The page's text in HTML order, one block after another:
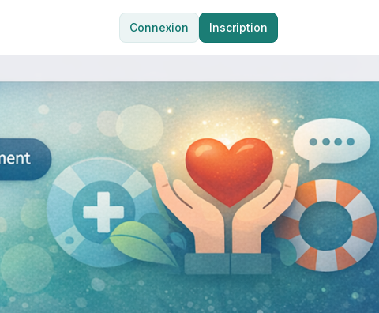
Connexion Inscription